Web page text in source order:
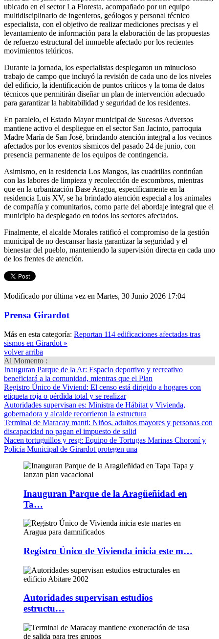
ubicado en el sector La Floresta, acompañado por un equipo
multidisciplinario de ingenieros, geólogos y personal técnico
especialista, con el objetivo de realizar mediciones precisas y el
levantamiento de información para la elaboración de las propuestas
de refuerzo estructural del inmueble afectado por los recientes
movimientos telúricos.
Durante la jornada, los especialistas desplegaron un minucioso
trabajo de campo que incluyó la revisión de cada uno de los niveles
del edificio, la identificación de puntos críticos y la toma de datos
técnicos que permitirán diseñar un plan de intervención adecuado
para garantizar la habitabilidad y seguridad de los residentes.
En paralelo, el Estado Mayor municipal de Sucesos Adversos
mantiene activo el despliegue en el sector San Jacinto, parroquia
Madre María de San José, brindando atención integral a los vecinos
afectados por los eventos sísmicos del pasado 24 de junio, con
presencia permanente de los equipos de contingencia.
Asimismo, en la residencia Los Mangos, las cuadrillas continúan
con las labores de limpieza y recolección de escombros, mientras
que en la urbanización Base Aragua, específicamente en la
residencia Luis XV, se ha brindado atención especial a los animales
de compañía y comunitarios, como parte del abordaje integral que el
municipio ha desplegado en todos los sectores afectados.
Finalmente, el alcalde Morales ratificó el compromiso de la gestión
municipal de no descansar hasta garantizar la seguridad y el
bienestar del pueblo, manteniendo la supervisión directa en cada uno
de los frentes de atención.
Modificado por última vez en Martes, 30 Junio 2026 17:04
Prensa Girardot
Más en esta categoría: Reportan 114 edificaciones afectadas tras
sismos en Girardot »
volver arriba
Al Momento :
Inauguran Parque de la Ar: Espacio deportivo y recreativo
beneficiará a la comunidad, mientras que el Plan
Registro Único de Viviend: El censo está dirigido a hogares con
etiqueta roja o pérdida total y se realizar
Autoridades supervisan es: Ministra de Hábitat y Vivienda,
gobernadora y alcalde recorrieron la estructura
Terminal de Maracay manti: Niños, adultos mayores y personas con
discapacidad no pagan el impuesto de salid
Nacen tortuguillos y resg: Equipo de Tortugas Marinas Choroní y
Policía Municipal de Girardot protegen una
Inauguran Parque de la Aragüeñidad en
Ta…
Registro Único de Vivienda inicia este m…
Autoridades supervisan estudios
estructu…